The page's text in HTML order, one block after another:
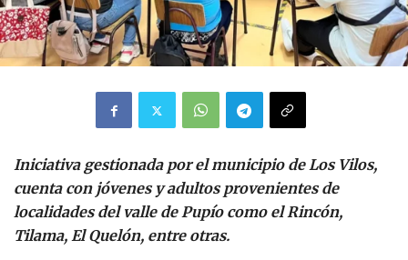
Iniciativa gestionada por el municipio de Los Vilos,
cuenta con jóvenes y adultos provenientes de
localidades del valle de Pupío como el Rincón,
Tilama, El Quelón, entre otras.